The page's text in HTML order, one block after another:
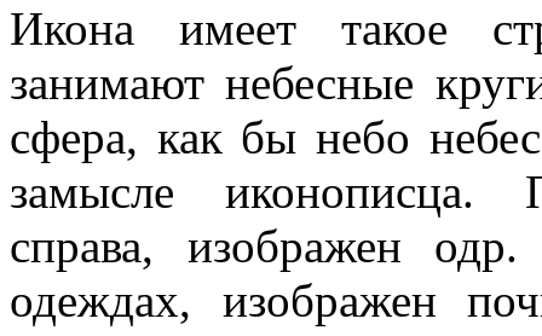
Икона имеет такое
занимают небесные
сфера, как бы небо
замысле иконописца.
справа, изображен
одеждах, изображен